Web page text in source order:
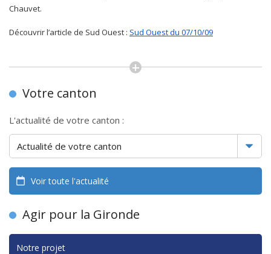
Chauvet.
Découvrir l’article de Sud Ouest : Sud Ouest du 07/10/09
Votre canton
L'actualité de votre canton :
Voir toute l'actualité
Agir pour la Gironde
Notre projet